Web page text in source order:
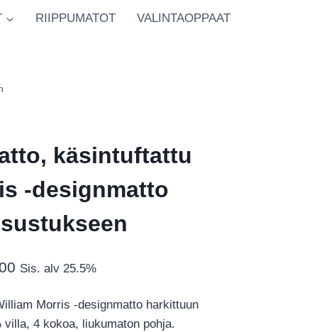
RIIPPUMATOT VALINTAOPPAAT
käsintuftattu
‑designmatto
Hintaluokka:
-
Sis. alv 25.5%
Morris -designmatto harkittuun
4 kokoa, liukumaton pohja.